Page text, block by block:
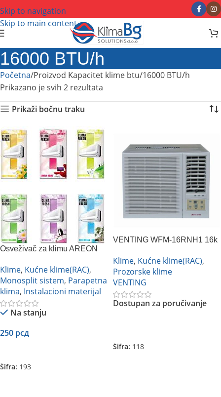
Skip to navigation
Skip to main content
16000 BTU/h
Početna Proizvod Kapacitet klime btu 16000 BTU/h
Prikazano je svih 2 rezultata
Prikaži bočnu traku
Osveživač za klimu AREON
Klime, Kućne klime(RAC),
Monosplit sistem, Parapetna
klima, Instalacioni materijal
Na stanju
250 рсд
Šifra: 193
VENTING WFM-16RNH1 16k
Klime, Kućne klime(RAC),
Prozorske klime
VENTING
Dostupan za poručivanje
Šifra: 118